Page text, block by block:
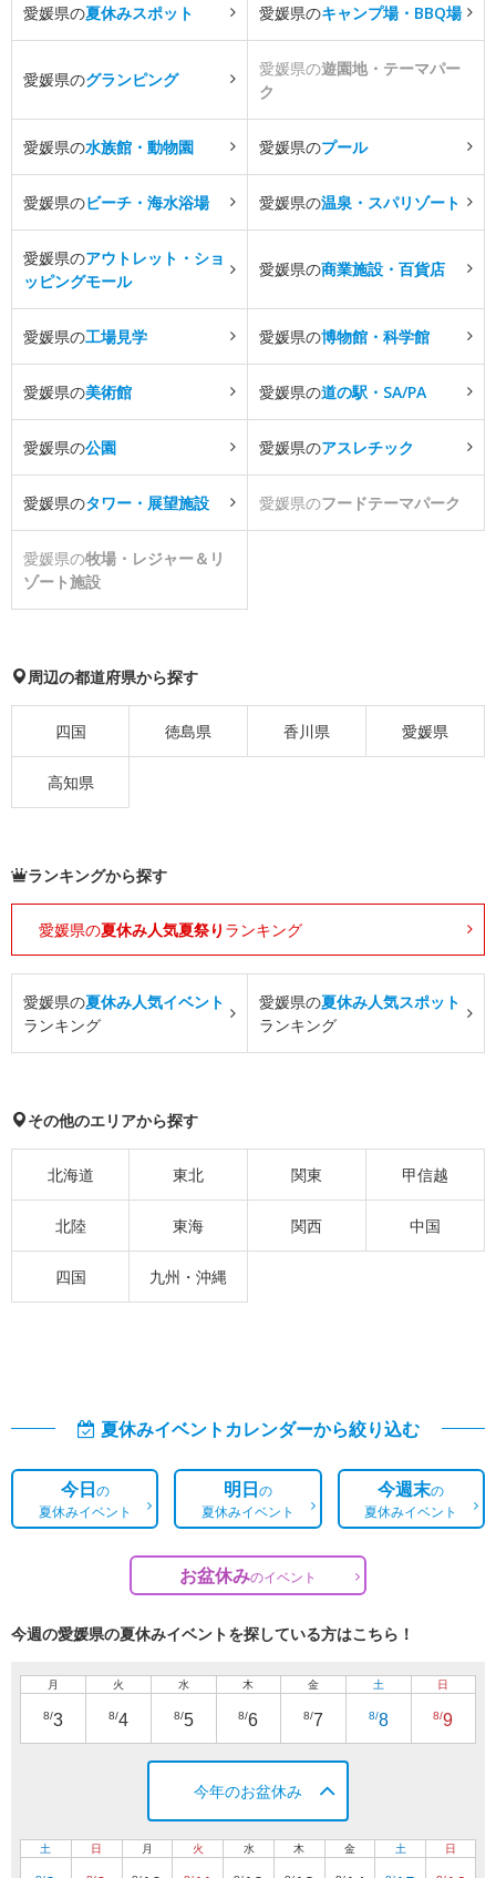
愛媛県の夏休みスポット 愛媛県のキャンプ場・BBQ場
愛媛県のグランピング
愛媛県の遊園地・テーマパー
ク
愛媛県の水族館・動物園 愛媛県のプール
愛媛県のビーチ・海水浴場 愛媛県の温泉・スパリゾート
愛媛県のアウトレット・ショ
ッピングモール
愛媛県の商業施設・百貨店
愛媛県の工場見学 愛媛県の博物館・科学館
愛媛県の美術館 愛媛県の道の駅・SA/PA
愛媛県の公園 愛媛県のアスレチック
愛媛県のタワー・展望施設 愛媛県のフードテーマパーク
愛媛県の牧場・レジャー＆リ
ゾート施設
周辺の都道府県から探す
四国 徳島県 香川県 愛媛県
高知県
ランキングから探す
愛媛県の夏休み人気夏祭り ランキング
愛媛県の夏休み人気イベント
ランキング
愛媛県の夏休み人気スポット
ランキング
その他のエリアから探す
北海道 東北 関東 甲信越
北陸 東海 関西 中国
四国 九州・沖縄
夏休みイベントカレンダーから絞り込む
今日の
夏休みイベント
明日の
夏休みイベント
今週末の
夏休みイベント
お盆休みのイベント
今週の愛媛県の夏休みイベントを探している方はこちら！
月
8/3
火
8/4
水
8/5
木
8/6
金
8/7
土
8/8
日
8/9
今年のお盆休み
土 日 月 火 水 木 金 土 日